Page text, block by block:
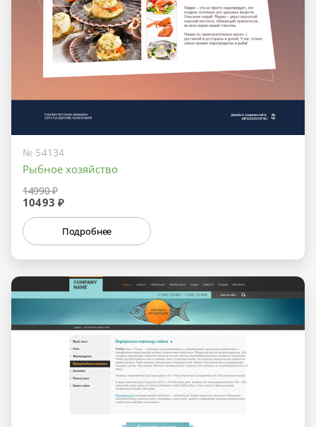
№ 54134
Рыбное хозяйство
14990 ₽
10493 ₽
Подробнее